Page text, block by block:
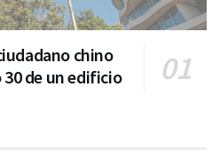
chino
30 de un edificio